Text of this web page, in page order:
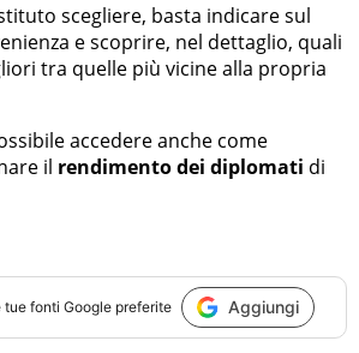
scegliere, basta indicare sul
e scoprire, nel dettaglio, quali
tra quelle più vicine alla propria
accedere anche come
il rendimento dei diplomati di
tue fonti Google preferite Aggiungi